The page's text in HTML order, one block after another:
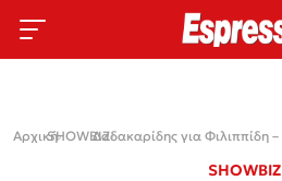
Αρχική›
SHOWBIZ›
SHOWBIZ